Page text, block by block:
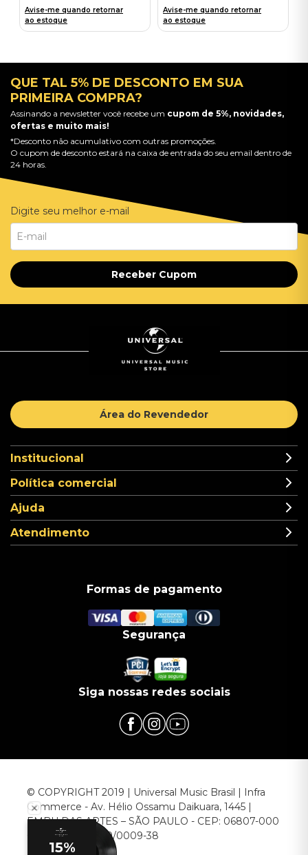
Avise-me quando retornar
ao estoque
Avise-me quando retornar
ao estoque
QUE TAL 5% DE DESCONTO EM SUA
PRIMEIRA COMPRA?
Assinando a newsletter você recebe um cupom de 5%, novidades,
ofertas e muito mais!
*Desconto não acumulativo com outras promoções.
O cupom de desconto estará na caixa de entrada do seu email dentro de
24 horas.
Digite seu melhor e-mail
Receber Cupom
Área do Revendedor
Institucional
Política comercial
Ajuda
Atendimento
Formas de pagamento
Segurança
Siga nossas redes sociais
© COPYRIGHT 2019 | Universal Music Brasil | Infra
Commerce - Av. Hélio Ossamu Daikuara, 1445 |
EMBU DAS ARTES – SÃO PAULO - CEP: 06807-000
CNPJ: 00.952.789/0009-38